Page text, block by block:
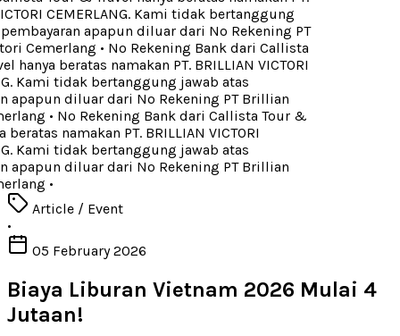
CEMERLANG. Kami tidak bertanggung
apapun diluar dari No Rekening PT
Cemerlang• No Rekening Bank dari Callista
hanya beratas namakan PT. BRILLIAN VICTORI
Kami tidak bertanggung jawab atas
apapun diluar dari No Rekening PT Brillian
• No Rekening Bank dari Callista Tour &
namakan PT. BRILLIAN VICTORI
Kami tidak bertanggung jawab atas
apapun diluar dari No Rekening PT Brillian
•
Article / Event
•
05 February 2026
Biaya Liburan Vietnam 2026 Mulai 4
Jutaan!